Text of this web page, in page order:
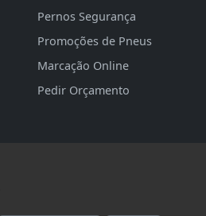
Pernos Segurança
Promoções de Pneus
Marcação Online
Pedir Orçamento